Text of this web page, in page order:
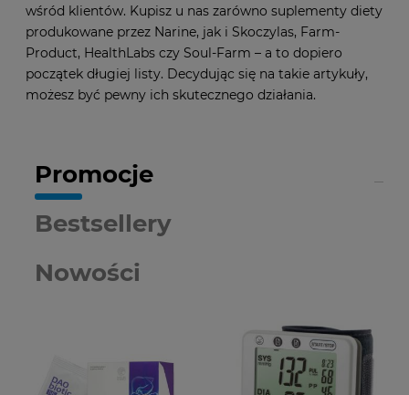
wśród klientów. Kupisz u nas zarówno suplementy diety
produkowane przez Narine, jak i Skoczylas, Farm-
Product, HealthLabs czy Soul-Farm – a to dopiero
początek długiej listy. Decydując się na takie artykuły,
możesz być pewny ich skutecznego działania.
Promocje
Nowości
Bestsellery